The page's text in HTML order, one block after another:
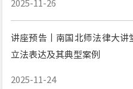
2025-11-26
讲座预告丨南国北师法律大讲
立法表达及其典型案例
2025-11-24